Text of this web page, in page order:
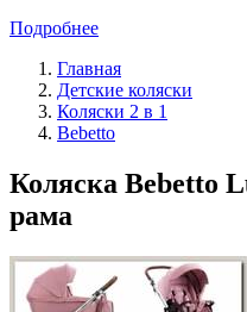
Подробнее
Главная
Детские коляски
Коляски 2 в 1
Bebetto
Коляска Bebetto
рама